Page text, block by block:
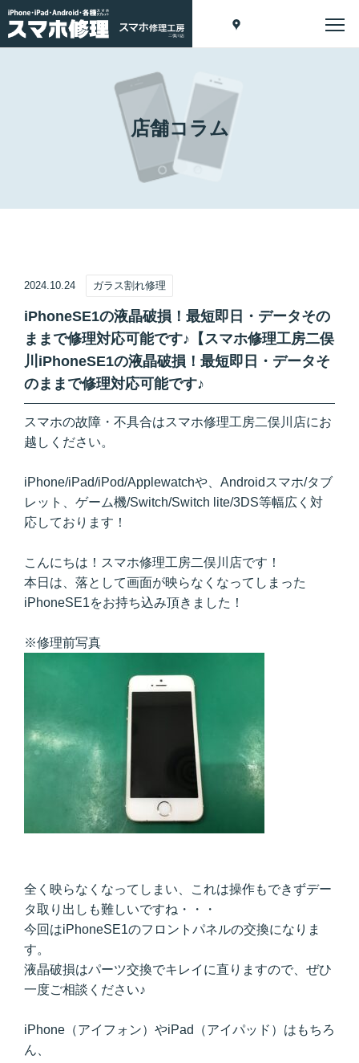
店舗コラム
2024.10.24 ガラス割れ修理
iPhoneSE1の液晶破損！最短即日・データその
ままで修理対応可能です♪【スマホ修理工房二俣
川iPhoneSE1の液晶破損！最短即日・データそ
のままで修理対応可能です♪
スマホの故障・不具合はスマホ修理工房二俣川
店にお
越しください。
iPhone/iPad/iPod/Applewatchや、Androidスマホ/タブ
レット、ゲーム機/Switch/Switch lite/3DS等幅広く対
応しております！
こんにちは！スマホ修理工房二俣川店です！
本日は、落として画面が映らなくなってしまった
iPhoneSE1をお持ち込み頂きました！
※修理前写真
全く映らなくなってしまい、これは操作もできずデー
タ取り出しも難しいですね・・・
今回はiPhoneSE1のフロントパネルの交換になりま
す。
液晶破損はパーツ交換でキレイに直りますので、ぜひ
一度ご相談ください♪
iPhone（アイフォン）やiPad（アイパッド）はもちろ
ん、